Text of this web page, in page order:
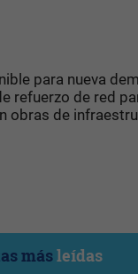
para nueva
refuerzo de red
obras de
másleídas